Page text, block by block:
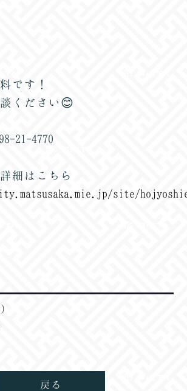
です！
ください😊
21-4770
細はこちら
site/
戻る